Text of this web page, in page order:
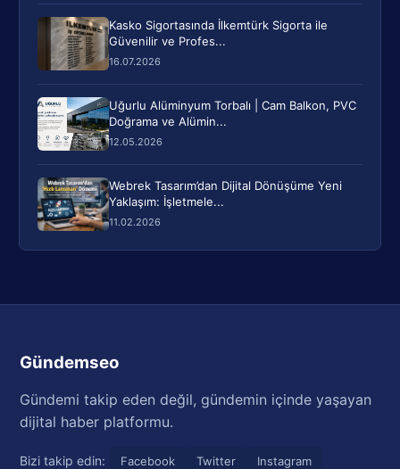
Kasko Sigortasında İlkemtürk Sigorta ile
Güvenilir ve Profes...
16.07.2026
Uğurlu Alüminyum Torbalı | Cam Balkon, PVC
Doğrama ve Alümin...
12.05.2026
Webrek Tasarım’dan Dijital Dönüşüme Yeni
Yaklaşım: İşletmele...
11.02.2026
Gündemseo
Gündemi takip eden değil, gündemin içinde yaşayan
dijital haber platformu.
Bizi takip edin: Facebook Twitter
Instagram